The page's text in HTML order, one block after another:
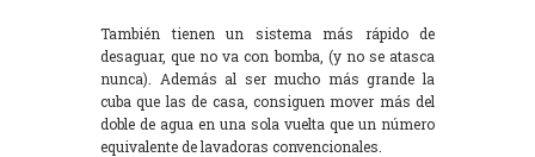
También tienen un sistema más rápido de
desaguar, que no va con bomba, (y no se atasca
nunca). Además al ser mucho más grande la
cuba que las de casa, consiguen mover más del
doble de agua en una sola vuelta que un número
equivalente de lavadoras convencionales.